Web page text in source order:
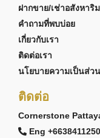
ฝากขาย/เช่าอสังหาริ
คำถามที่พบบ่อย
เกี่ยวกับเรา
ติดต่อเรา
นโยบายความเป็นส่ว
ติดต่อ
Cornerstone
Eng +6638411250